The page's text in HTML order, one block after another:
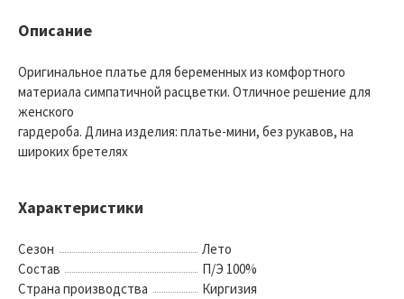
Описание
Оригинальное платье для беременных из комфортного
материала симпатичной расцветки. Отличное решение для
женского
гардероба. Длина изделия: платье-мини, без рукавов, на
широких бретелях
Характеристики
Сезон
Лето
Состав
П/Э 100%
Страна производства
Киргизия